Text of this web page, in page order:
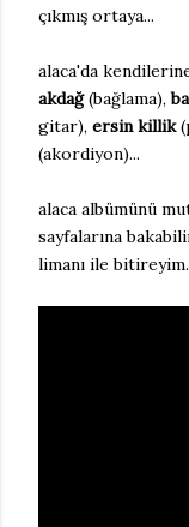
çıkmış ortaya...
alaca'da
akdağ(bağlama),
gitar), ersin killik
(akordiyon)...
alaca albümünü
sayfalarına
limanı ile